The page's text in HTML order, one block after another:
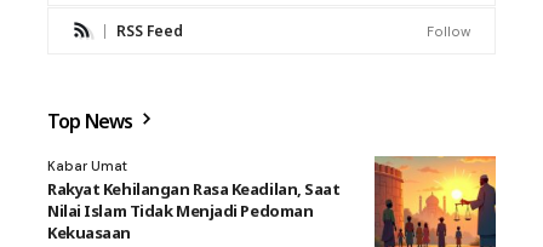
RSS Feed Follow
Top News
Kabar Umat
Rakyat Kehilangan Rasa Keadilan, Saat
Nilai Islam Tidak Menjadi Pedoman
Kekuasaan